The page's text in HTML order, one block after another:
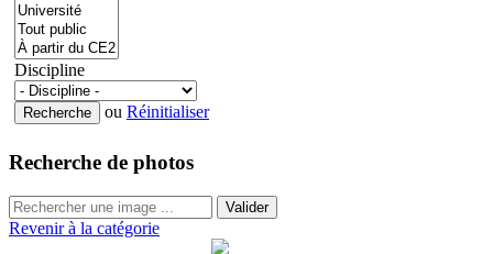
Discipline
ou Réinitialiser
Recherche de photos
Valider
Revenir à la catégorie